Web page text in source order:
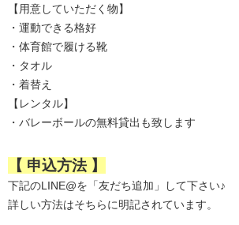
【用意していただく物】
・運動できる格好
・体育館で履ける靴
・タオル
・着替え
【レンタル】
・バレーボールの無料貸出も致します
【 申込方法 】
下記のLINE@を「友だち追加」して下さい♪
詳しい方法はそちらに明記されています。